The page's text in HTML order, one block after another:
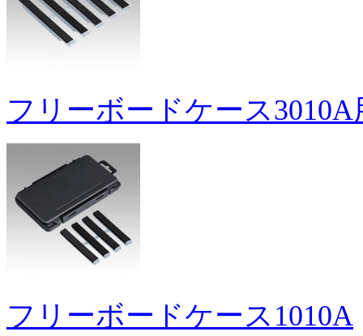
フリーボードケース
フリーボードケース1010A